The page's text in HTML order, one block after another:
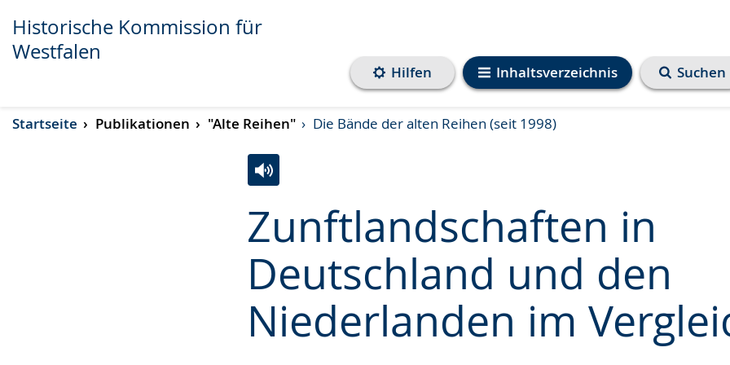
Transkript anzeigen
Abspielen
Pausieren
Historische Kommission für
Westfalen
Inhaltsverzeichnis
Hilfen Suchen
Startseite Publikationen "Alte Reihen" Die Bände der alten Reihen (seit 1998)
Zunftlandschaften in
Deutschland und den
Niederlanden im
Leichten
Sprache
wechseln.
Audio-
Unterstützung.
Video
in
Deutscher
Gebärdensprache
wird
angezeigt.